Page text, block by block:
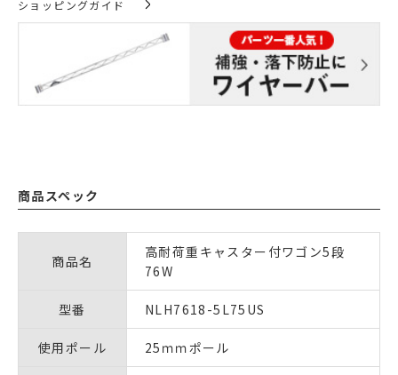
ショッピングガイド
商品スペック
商品名
高耐荷重キャスター付ワゴン5段
76W
型番 NLH7618-5L75US
使用ポール 25ｍｍポール